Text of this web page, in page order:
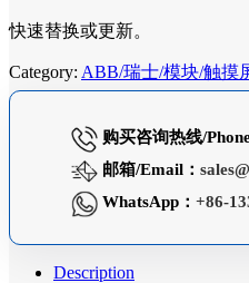
快速替换或更新。
Category: ABB/瑞士/模块/触摸
购买咨询热线/
邮箱/Email：
WhatsApp： +86-
Description